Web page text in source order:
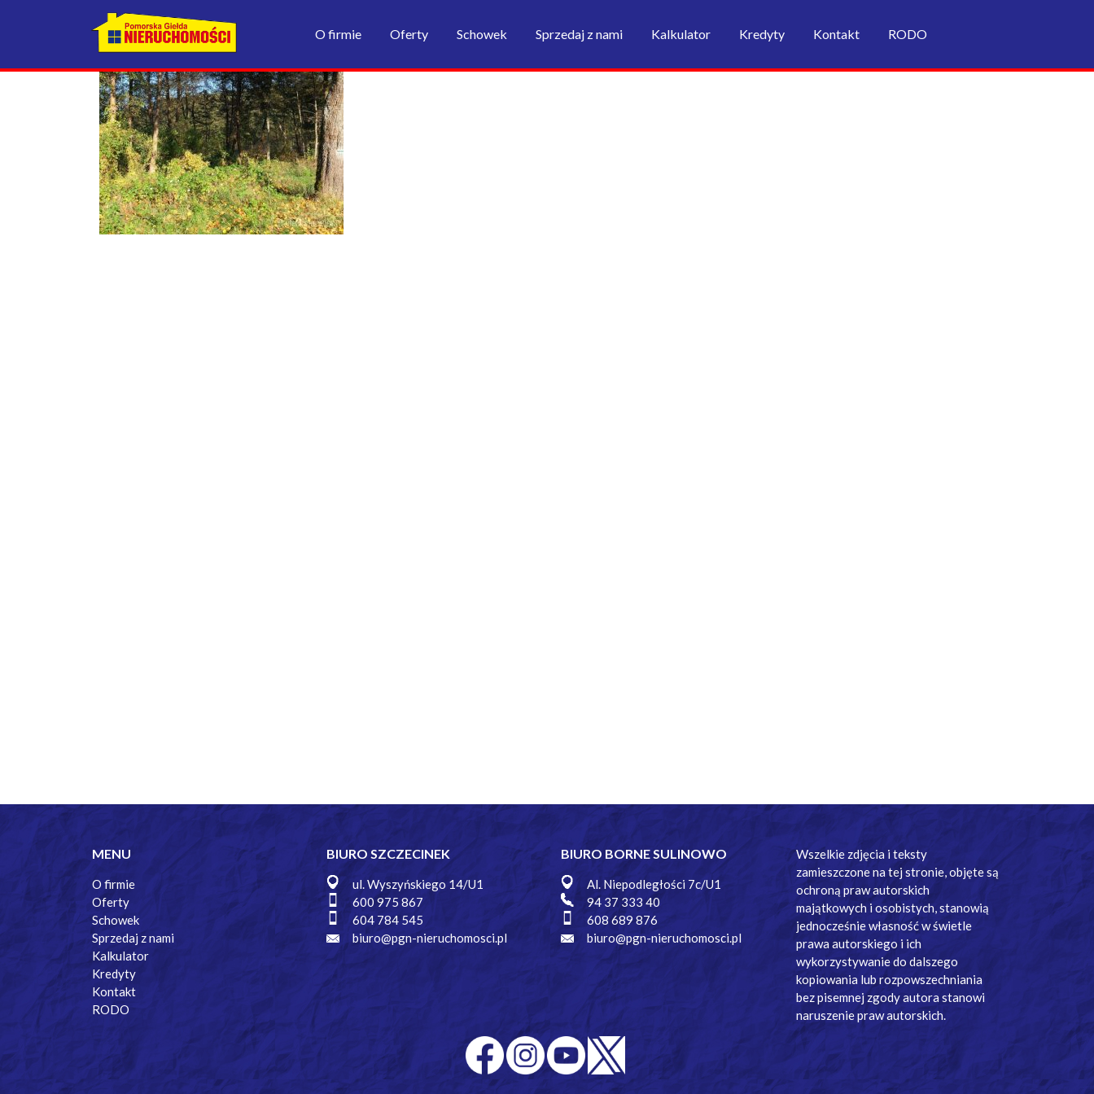
O firmie Oferty Schowek Sprzedaj z nami Kalkulator Kredyty Kontakt RODO
MENU
O firmie
Oferty
Schowek
Sprzedaj z nami
Kalkulator
Kredyty
Kontakt
RODO
BIURO SZCZECINEK
ul. Wyszyńskiego 14/U1
600 975 867
604 784 545
biuro@pgn-nieruchomosci.pl
BIURO BORNE SULINOWO
Al. Niepodległości 7c/U1
94 37 333 40
608 689 876
biuro@pgn-nieruchomosci.pl
Wszelkie zdjęcia i teksty
zamieszczone na tej stronie, objęte są
ochroną praw autorskich
majątkowych i osobistych, stanowią
jednocześnie własność w świetle
prawa autorskiego i ich
wykorzystywanie do dalszego
kopiowania lub rozpowszechniania
bez pisemnej zgody autora stanowi
naruszenie praw autorskich.